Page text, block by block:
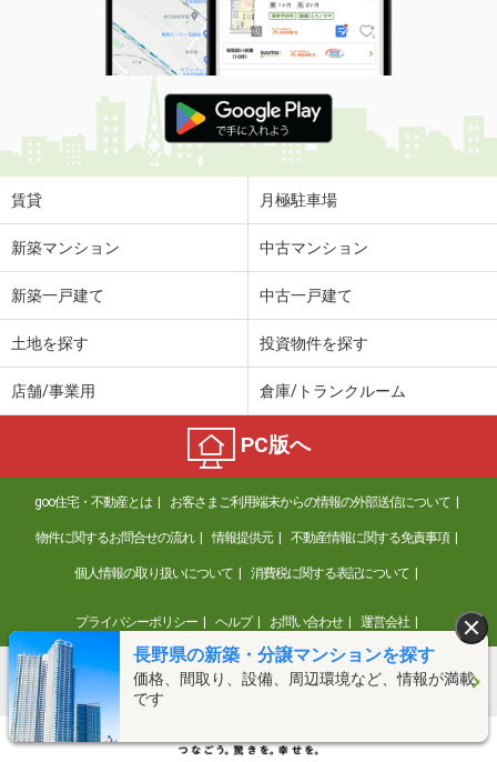
長野県の新築・分譲マンションを探す
価格、間取り、設備、周辺環境など、情報が満載
です
賃貸 月極駐車場
新築マンション 中古マンション
新築一戸建て 中古一戸建て
土地を探す 投資物件を探す
店舗/事業用 倉庫/トランクルーム
PC版へ
goo住宅・不動産とは お客さまご利用端末からの情報の外部送信について
物件に関するお問合せの流れ 情報提供元 不動産情報に関する免責事項
個人情報の取り扱いについて 消費税に関する表記について
プライバシーポリシー ヘルプ お問い合わせ 運営会社
©NTT DOCOMO